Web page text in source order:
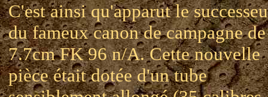
C'est ainsi qu'apparut le
du fameux canon de campagne de
7.7cm FK 96 n/A. Cette nouvelle
pièce était dotée d'un tube